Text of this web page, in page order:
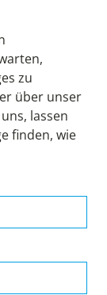
zu
über unser
lassen
finden, wie